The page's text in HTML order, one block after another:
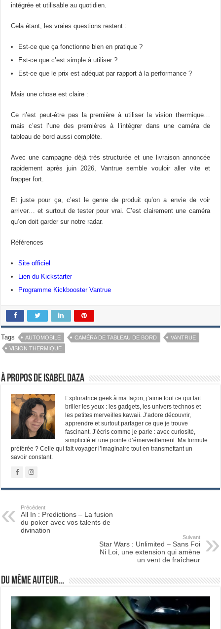
intégrée et utilisable au quotidien.
Cela étant, les vraies questions restent :
Est-ce que ça fonctionne bien en pratique ?
Est-ce que c’est simple à utiliser ?
Est-ce que le prix est adéquat par rapport à la performance ?
Mais une chose est claire :
Ce n’est peut-être pas la première à utiliser la vision thermique…
mais c’est l’une des premières à l’intégrer dans une caméra de
tableau de bord aussi complète.
Avec une campagne déjà très structurée et une livraison annoncée
rapidement après juin 2026, Vantrue semble vouloir aller vite et
frapper fort.
Et juste pour ça, c’est le genre de produit qu’on a envie de voir
arriver… et surtout de tester pour vrai. C’est clairement une caméra
qu’on doit garder sur notre radar.
Références
Site officiel
Lien du Kickstarter
Programme Kickbooster Vantrue
Tags AUTOMOBILE CAMÉRA DE TABLEAU DE BORD
VANTRUE
VISION THERMIQUE
À propos de Isabel Daza
Exploratrice geek à ma façon, j’aime tout ce qui fait
briller les yeux : les gadgets, les univers technos et
les petites merveilles kawaii. J’adore découvrir,
apprendre et surtout partager ce que je trouve
fascinant. J’écris comme je parle : avec curiosité,
simplicité et une pointe d’émerveillement. Ma formule
préférée ? Celle qui fait voyager l’imaginaire tout en transmettant un
savoir constant.
Précédent
All In : Predictions – La fusion
du poker avec vos talents de
divination
Suivant
Star Wars : Unlimited – Sans Foi
Ni Loi, une extension qui amène
un vent de fraîcheur
Du même auteur...